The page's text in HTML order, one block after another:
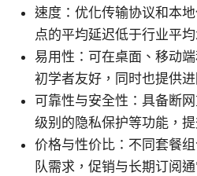
速度：优化传输协议和本
点的平均延迟低于行业平均
易用性：可在桌面、移动
初学者友好，同时也提供进
可靠性与安全性：具备断
级别的隐私保护等功能，
价格与性价比：不同套餐
队需求，促销与长期订阅